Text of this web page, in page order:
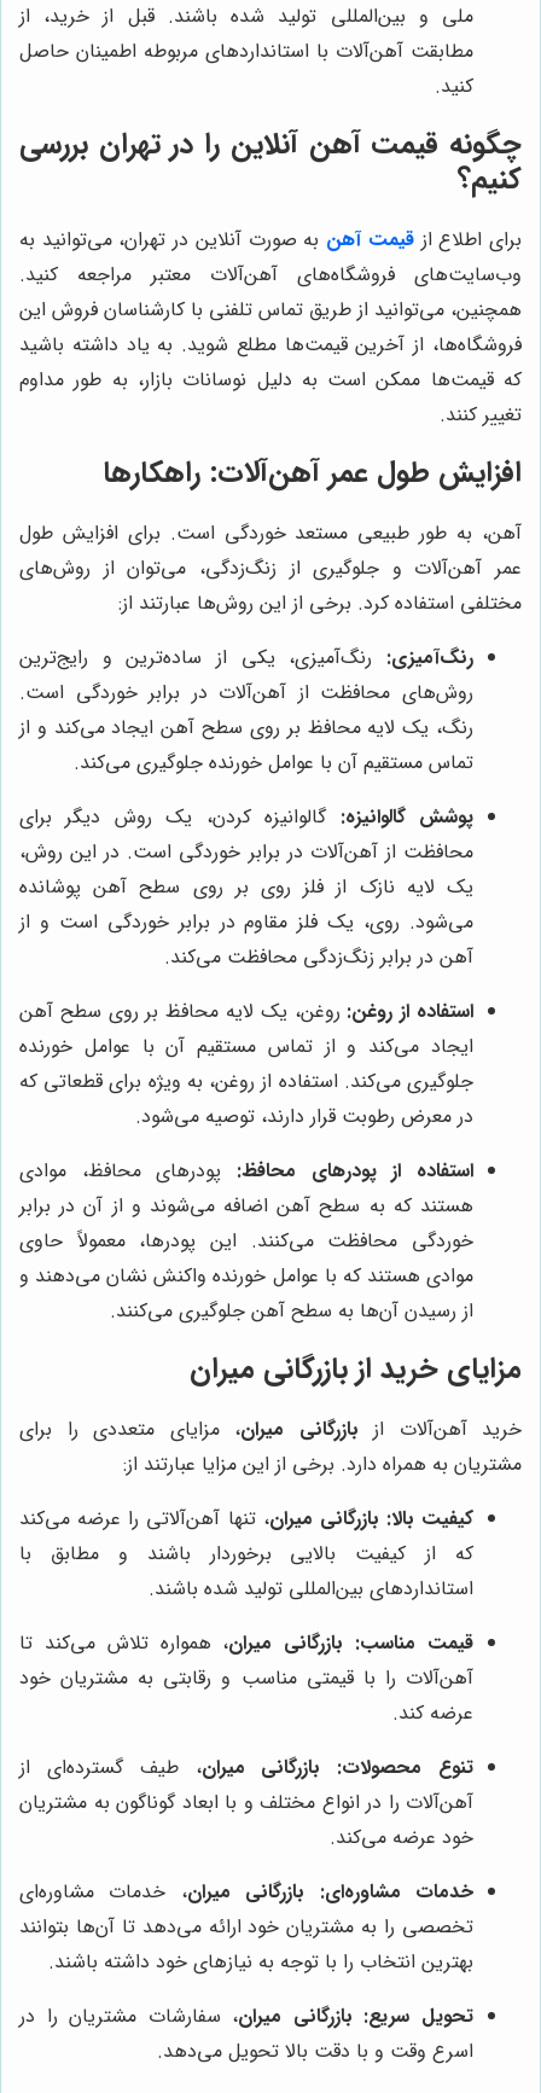
ملی و بین‌المللی تولید شده باشند. قبل از خرید، از
مطابقت آهن‌آلات با استانداردهای مربوطه اطمینان حاصل
کنید.
چگونه قیمت آهن آنلاین را در تهران بررسی
کنیم؟
برای اطلاع ازقیمت آهن به صورت آنلاین در تهران، می‌توانید به
وب‌سایت‌های فروشگاه‌های آهن‌آلات معتبر مراجعه کنید.
همچنین، می‌توانید از طریق تماس تلفنی با کارشناسان فروش این
فروشگاه‌ها، از آخرین قیمت‌ها مطلع شوید. به یاد داشته باشید
که قیمت‌ها ممکن است به دلیل نوسانات بازار، به طور مداوم
تغییر کنند.
افزایش طول عمر آهن‌آلات: راهکارها
آهن، به طور طبیعی مستعد خوردگی است. برای افزایش طول
عمر آهن‌آلات و جلوگیری از زنگ‌زدگی، می‌توان از روش‌های
مختلفی استفاده کرد. برخی از این روش‌ها عبارتند از:
رنگ‌آمیزی: رنگ‌آمیزی، یکی از ساده‌ترین و رایج‌ترین
روش‌های محافظت از آهن‌آلات در برابر خوردگی است.
رنگ، یک لایه محافظ بر روی سطح آهن ایجاد می‌کند و از
تماس مستقیم آن با عوامل خورنده جلوگیری می‌کند.
پوشش گالوانیزه: گالوانیزه کردن، یک روش دیگر برای
محافظت از آهن‌آلات در برابر خوردگی است. در این روش،
یک لایه نازک از فلز روی بر روی سطح آهن پوشانده
می‌شود. روی، یک فلز مقاوم در برابر خوردگی است و از
آهن در برابر زنگ‌زدگی محافظت می‌کند.
استفاده از روغن: روغن، یک لایه محافظ بر روی سطح آهن
ایجاد می‌کند و از تماس مستقیم آن با عوامل خورنده
جلوگیری می‌کند. استفاده از روغن، به ویژه برای قطعاتی که
در معرض رطوبت قرار دارند، توصیه می‌شود.
استفاده از پودرهای محافظ: پودرهای محافظ، موادی
هستند که به سطح آهن اضافه می‌شوند و از آن در برابر
خوردگی محافظت می‌کنند. این پودرها، معمولاً حاوی
موادی هستند که با عوامل خورنده واکنش نشان می‌دهند و
از رسیدن آن‌ها به سطح آهن جلوگیری می‌کنند.
مزایای خرید ازبازرگانی میران
خرید آهن‌آلات از بازرگانی میران، مزایای متعددی را برای
مشتریان به همراه دارد. برخی از این مزایا عبارتند از:
کیفیت بالا: بازرگانی میران، تنها آهن‌آلاتی را عرضه می‌کند
که از کیفیت بالایی برخوردار باشند و مطابق با
استانداردهای بین‌المللی تولید شده باشند.
قیمت مناسب: بازرگانی میران، همواره تلاش می‌کند تا
آهن‌آلات را با قیمتی مناسب و رقابتی به مشتریان خود
عرضه کند.
تنوع محصولات:
بازرگانی میران، طیف گسترده‌ای از
آهن‌آلات را در انواع مختلف و با ابعاد گوناگون به مشتریان
خود عرضه می‌کند.
خدمات مشاوره‌ای: بازرگانی میران، خدمات مشاوره‌ای
تخصصی را به مشتریان خود ارائه می‌دهد تا آن‌ها بتوانند
بهترین انتخاب را با توجه به نیازهای خود داشته باشند.
تحویل سریع: بازرگانی میران، سفارشات مشتریان را در
اسرع وقت و با دقت بالا تحویل می‌دهد.